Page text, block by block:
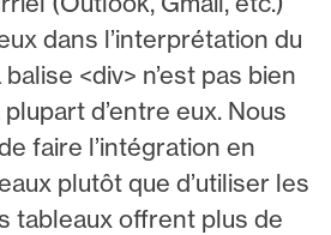
dans l’interprétation du
<div> n’est pas bien
d’entre eux. Nous
faire l’intégration en
plutôt que d’utiliser les
tableaux offrent plus de